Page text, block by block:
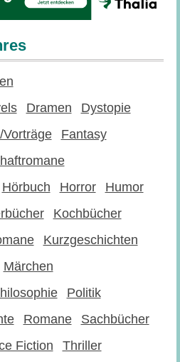
Dramen
Dystopie
Vorträge
Fantasy
Hörbuch Horror
Humor
Kochbücher
Kurzgeschichten
Märchen
Politik
Romane
Sachbücher
Fiction
Thriller